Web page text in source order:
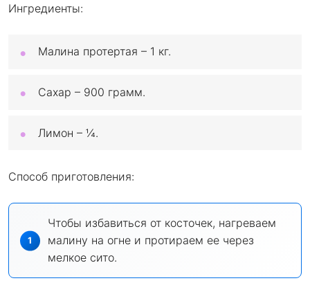
Ингредиенты:
Малина протертая – 1 кг.
Сахар – 900 грамм.
Лимон – ¼.
Способ приготовления:
Чтобы избавиться от косточек, нагреваем
малину на огне и протираем ее через
мелкое сито.